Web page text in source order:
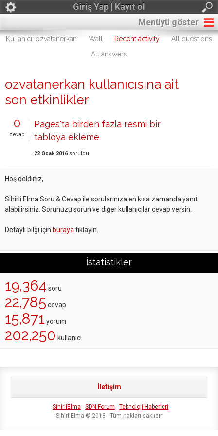
Giriş Yap | Kayıt ol
Menüyü göster
Kullanıcı: ozvatanerkan Wall Recent activity
All questions
All answers
ozvatanerkan kullanıcısına ait
son etkinlikler
0
cevap
Pages'ta birden fazla resmi bir
tabloya ekleme
22 Ocak 2016 soruldu
Hoş geldiniz,
Sihirli Elma Soru & Cevap ile sorularınıza en kısa zamanda yanıt
alabilirsiniz. Sorunuzu sorun ve diğer kullanıcılar cevap versin.
Detaylı bilgi için buraya tıklayın.
İstatistikler
19,364 soru
22,785 cevap
15,871 yorum
202,250 kullanıcı
İletişim
SihirliElma SDN Forum
Teknoloji Haberleri
SihirliElma © 2018 - Tüm hakları saklıdır